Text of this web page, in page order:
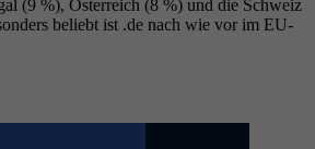
(9 %), Österreich (8 %) und die Schweiz
beliebt ist .de nach wie vor im EU-